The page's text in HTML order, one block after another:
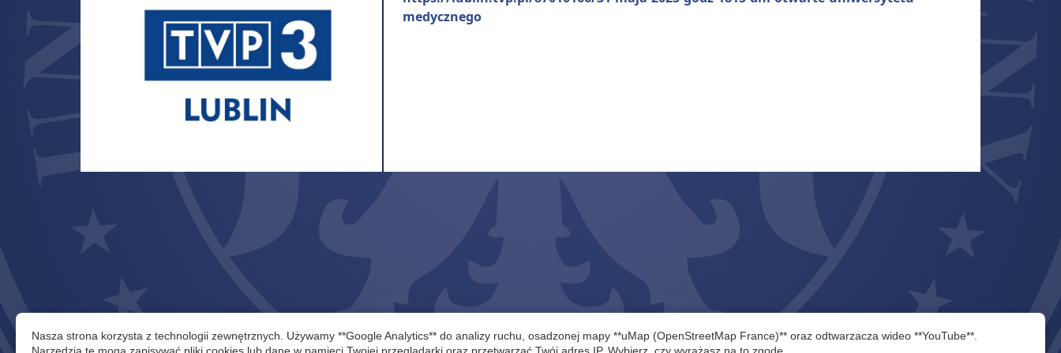
medycznego
Nasza strona korzysta z technologii zewnętrznych. Używamy **Google Analytics** do analizy ruchu, osadzonej mapy **uMap (OpenStreetMap France)** oraz odtwarzacza wideo **YouTube**.